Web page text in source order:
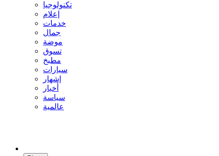
تكنولوجيا
إعلام
خدمات
جمال
موضة
تسوق
مطبخ
سيارات
إشهار
أخبار
سياسة
عالمية